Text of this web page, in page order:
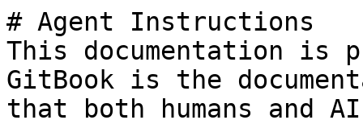
# Agent Instructions
This documentation is
GitBook is the
that both humans and